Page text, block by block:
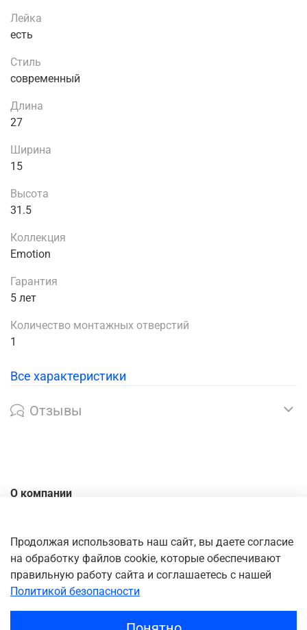
Лейка
есть
Стиль
современный
Длина
27
Ширина
15
Высота
31.5
Коллекция
Emotion
Гарантия
5 лет
Количество монтажных отверстий
1
Все характеристики
Отзывы
О компании
Доставка
Оплата
Личный кабинет
Продолжая использовать наш сайт, вы даете согласие
на обработку файлов cookie, которые обеспечивают
правильную работу сайта и соглашаетесь с нашей
Политикой безопасности